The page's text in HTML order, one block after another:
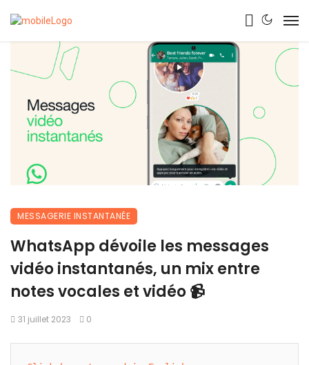
MESSAGERIE INSTANTANÉE
WhatsApp dévoile les messages
vidéo instantanés, un mix entre
notes vocales et vidéo 📹
31 juillet 2023 0